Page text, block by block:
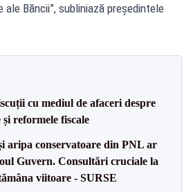
ale Băncii”, subliniază preşedintele
cu mediul de afaceri despre
și reformele fiscale
aripa conservatoare din PNL ar
Guvern. Consultări cruciale la
viitoare - SURSE